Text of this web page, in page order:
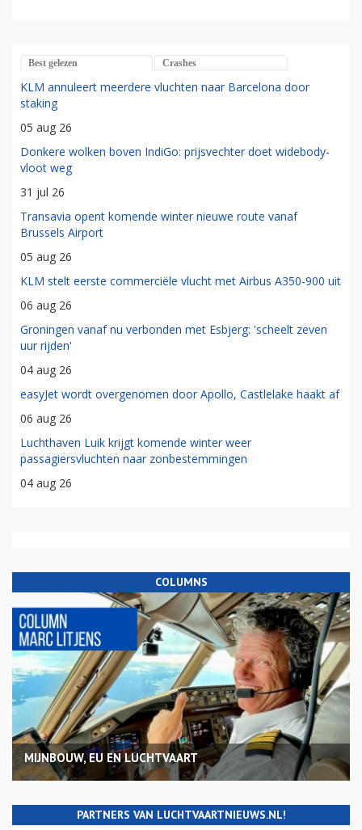
Best gelezen Crashes
KLM annuleert meerdere vluchten naar Barcelona door
staking
05 aug 26
Donkere wolken boven IndiGo: prijsvechter doet widebody-
vloot weg
31 jul 26
Transavia opent komende winter nieuwe route vanaf
Brussels Airport
05 aug 26
KLM stelt eerste commerciële vlucht met Airbus A350-900 uit
06 aug 26
Groningen vanaf nu verbonden met Esbjerg: 'scheelt zeven
uur rijden'
04 aug 26
easyJet wordt overgenomen door Apollo, Castlelake haakt af
06 aug 26
Luchthaven Luik krijgt komende winter weer
passagiersvluchten naar zonbestemmingen
04 aug 26
COLUMNS
MIJNBOUW, EU EN LUCHTVAART
PARTNERS VAN LUCHTVAARTNIEUWS.NL!